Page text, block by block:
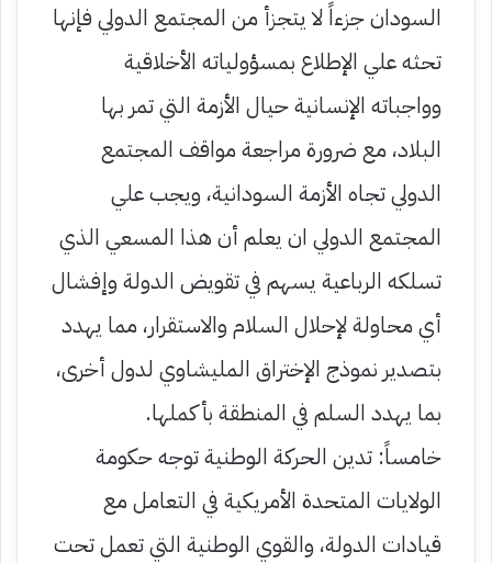
السودان جزءاً لا يتجزأ من المجتمع الدولي فإنها
تحثه علي الإطلاع بمسؤولياته الأخلاقية
وواجباته الإنسانية حيال الأزمة التي تمر بها
البلاد، مع ضرورة مراجعة مواقف المجتمع
الدولي تجاه الأزمة السودانية، ويجب علي
المجتمع الدولي ان يعلم أن هذا المسعي الذي
تسلكه الرباعية يسهم في تقويض الدولة وإفشال
أي محاولة لإحلال السلام والاستقرار، مما يهدد
بتصدير نموذج الإختراق المليشاوي لدول أخرى،
بما يهدد السلم في المنطقة بأكملها.
خامساً: تدين الحركة الوطنية توجه حكومة
الولايات المتحدة الأمريكية في التعامل مع
قيادات الدولة، والقوي الوطنية التي تعمل تحت